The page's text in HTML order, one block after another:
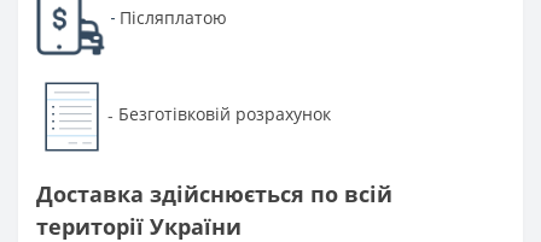
- Післяплатою
- Безготівковій розрахунок
Доставка здійснюється по всій
території України